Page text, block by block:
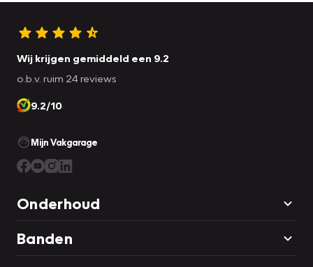
Wij krijgen gemiddeld een 9.2
o.b.v. ruim 24 reviews
9.2/10
Mijn Vakgarage
Onderhoud
Banden